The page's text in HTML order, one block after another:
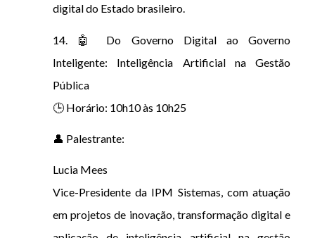
digital do Estado brasileiro.
14. 🤖 Do Governo Digital ao Governo
Inteligente: Inteligência Artificial na Gestão
Pública
🕒 Horário: 10h10 às 10h25
👤 Palestrante:
Lucia Mees
Vice-Presidente da IPM Sistemas, com atuação
em projetos de inovação, transformação digital e